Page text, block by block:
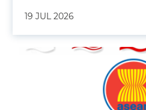
19 JUL 2026